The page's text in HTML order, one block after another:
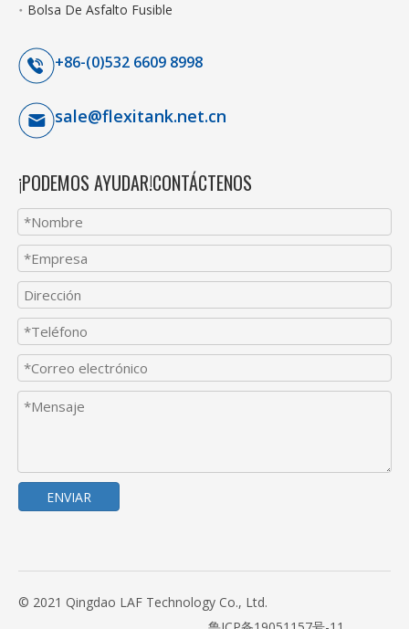
Bolsa De Asfalto Fusible
+86-(0)532 6609 8998
sale@flexitank.net.cn
¡PODEMOS AYUDAR!CONTÁCTENOS
ENVIAR
© 2021 Qingdao LAF Technology Co., Ltd.